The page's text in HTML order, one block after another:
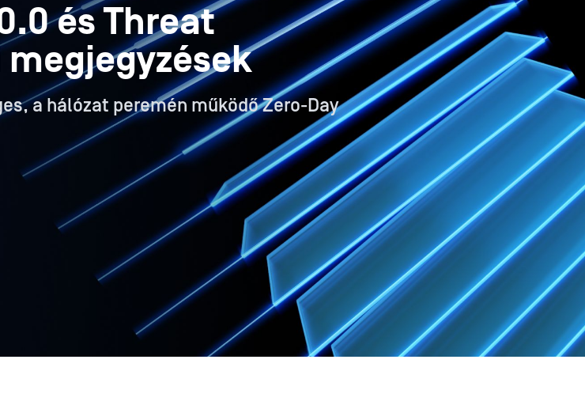
és Threat
a hálózat peremén működő Zero-Day